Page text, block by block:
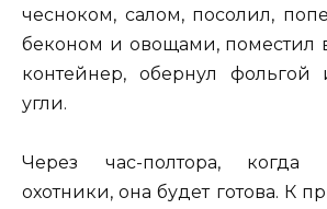
чесноком, салом, посолил,
беконом и овощами, поместил
контейнер, обернул фольгой
угли.
Через час-полтора, когда
охотники, она будет готова. К